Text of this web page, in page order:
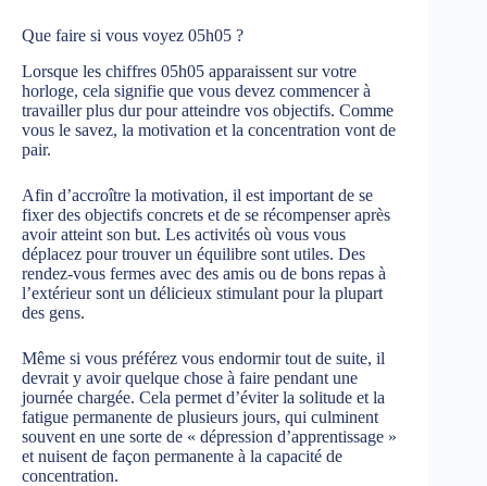
Que faire si vous voyez 05h05 ?
Lorsque les chiffres 05h05 apparaissent sur votre
horloge, cela signifie que vous devez commencer à
travailler plus dur pour atteindre vos objectifs. Comme
vous le savez, la motivation et la concentration vont de
pair.
Afin d’accroître la motivation, il est important de se
fixer des objectifs concrets et de se récompenser après
avoir atteint son but. Les activités où vous vous
déplacez pour trouver un équilibre sont utiles. Des
rendez-vous fermes avec des amis ou de bons repas à
l’extérieur sont un délicieux stimulant pour la plupart
des gens.
Même si vous préférez vous endormir tout de suite, il
devrait y avoir quelque chose à faire pendant une
journée chargée. Cela permet d’éviter la solitude et la
fatigue permanente de plusieurs jours, qui culminent
souvent en une sorte de « dépression d’apprentissage »
et nuisent de façon permanente à la capacité de
concentration.